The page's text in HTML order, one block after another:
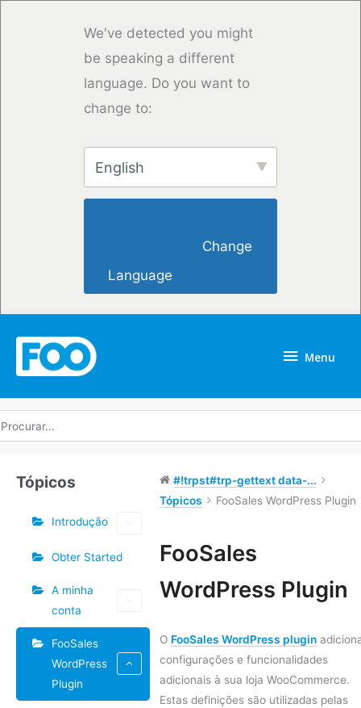
We've detected you might
be speaking a different
language. Do you want to
change to:
English
Language
Menu
Tópicos
Introdução
Obter Started
A minha
conta
FooSales
WordPress
Plugin
#!trpst#trp-gettext data-...
Tópicos
FooSales WordPress Plugin
FooSales
WordPress Plugin
O FooSales WordPress plugin
configurações e funcionalidades
adicionais à sua loja WooCommerce.
Estas definições são utilizadas pelas
Etiquetas
do